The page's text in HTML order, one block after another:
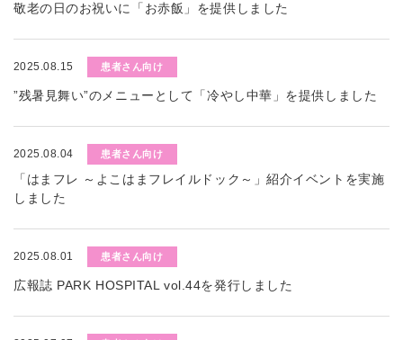
敬老の日のお祝いに「お赤飯」を提供しました
2025.08.15 患者さん向け
”残暑見舞い”のメニューとして「冷やし中華」を提供しました
2025.08.04 患者さん向け
「はまフレ ～よこはまフレイルドック～」紹介イベントを実施
しました
2025.08.01 患者さん向け
広報誌 PARK HOSPITAL vol.44を発行しました